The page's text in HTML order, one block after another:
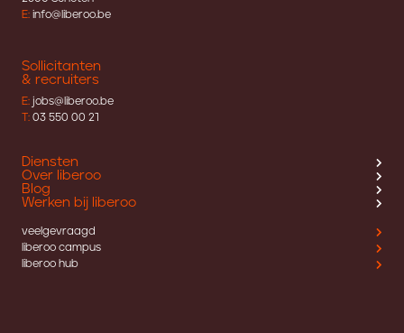
E: info@liberoo.be
Sollicitanten
& recruiters
E: jobs@liberoo.be
T: 03 550 00 21
Diensten
Over liberoo
Blog
Werken bij liberoo
veelgevraagd
liberoo campus
liberoo hub